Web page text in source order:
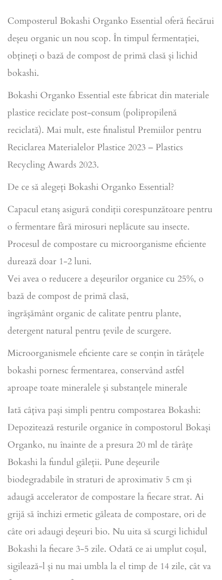
Composterul Bokashi Organko Essential oferă fiecărui
deșeu organic un nou scop. În timpul fermentației,
obțineți o bază de compost de primă clasă și lichid
bokashi.
Bokashi Organko Essential este fabricat din materiale
plastice reciclate post-consum (polipropilenă
reciclată). Mai mult, este finalistul Premiilor pentru
Reciclarea Materialelor Plastice 2023 – Plastics
Recycling Awards 2023.
De ce să alegeți Bokashi Organko Essential?
Capacul etanș asigură condiții corespunzătoare pentru
o fermentare fără mirosuri neplăcute sau insecte.
Procesul de compostare cu microorganisme eficiente
durează doar 1-2 luni.
Vei avea o reducere a deșeurilor organice cu 25%, o
bază de compost de primă clasă,
îngrășământ organic de calitate pentru plante,
detergent natural pentru țevile de scurgere.
Microorganismele eficiente care se conțin în tărâțele
bokashi pornesc fermentarea, conservând astfel
aproape toate mineralele și substanțele minerale
Iată câțiva pași simpli pentru compostarea Bokashi:
Depozitează resturile organice în compostorul Bokași
Organko, nu înainte de a presura 20 ml de târâțe
Bokashi la fundul găleții. Pune deșeurile
biodegradabile în straturi de aproximativ 5 cm și
adaugă accelerator de compostare la fiecare strat. Ai
grijă să închizi ermetic găleata de compostare, ori de
câte ori adaugi deșeuri bio. Nu uita să scurgi lichidul
Bokashi la fiecare 3-5 zile. Odată ce ai umplut coșul,
sigilează-l și nu mai umbla la el timp de 14 zile, cât va